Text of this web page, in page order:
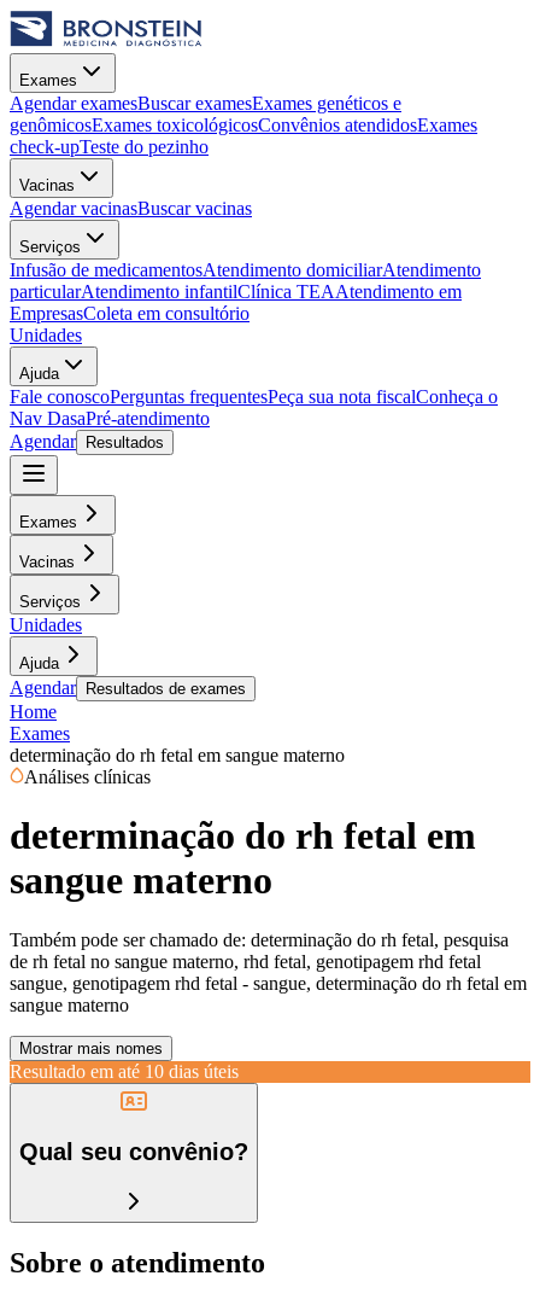
Exames
Agendar examesBuscar examesExames genéticos e
genômicosExames toxicológicosConvênios atendidosExames
check-upTeste do pezinho
Vacinas
Agendar vacinasBuscar vacinas
Serviços
Infusão de medicamentosAtendimento domiciliarAtendimento
particularAtendimento infantilClínica TEAAtendimento em
EmpresasColeta em consultório
Unidades
Ajuda
Fale conoscoPerguntas frequentesPeça sua nota fiscalConheça o
Nav DasaPré-atendimento
Agendar
Resultados
Exames
Vacinas
Serviços
Unidades
Ajuda
Agendar Resultados de exames
Home
Exames
determinação do rh fetal em sangue materno
Análises clínicas
determinação do rh fetal em
sangue materno
Também pode ser chamado de: determinação do rh fetal, pesquisa
de rh fetal no sangue materno, rhd fetal, genotipagem rhd fetal
sangue, genotipagem rhd fetal - sangue, determinação do rh fetal em
sangue materno
Mostrar mais nomes
Resultado em até 10 dias úteis
Qual seu convênio?
Sobre o atendimento